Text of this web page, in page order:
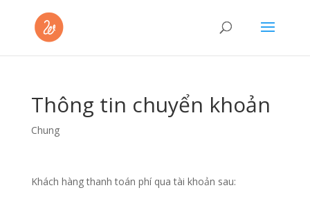
Thông tin chuyển khoản
Chung
Khách hàng thanh toán phí qua tài khoản sau: